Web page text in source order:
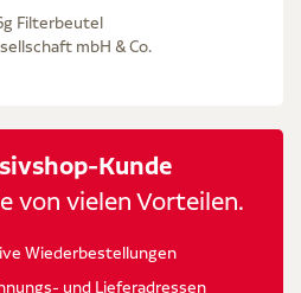
Filterbeutel
mbH & Co.
Kunde
von vielen Vorteilen.
Wiederbestellungen
und Lieferadressen